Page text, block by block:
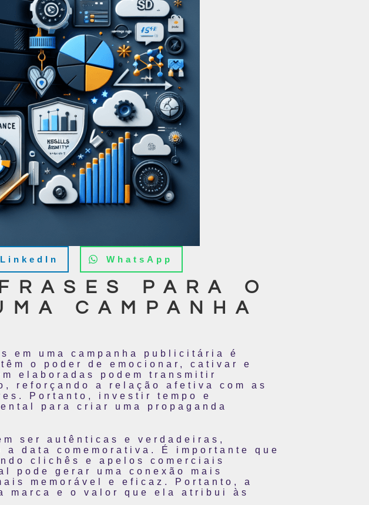
LinkedIn WhatsApp
PARA O
CAMPANHA
em uma campanha publicitária é
o poder de emocionar, cativar e
elaboradas podem transmitir
reforçando a relação afetiva com as
Portanto, investir tempo e
para criar uma propaganda
ser autênticas e verdadeiras,
data comemorativa. É importante que
clichês e apelos comerciais
pode gerar uma conexão mais
memorável e eficaz. Portanto, a
marca e o valor que ela atribui às